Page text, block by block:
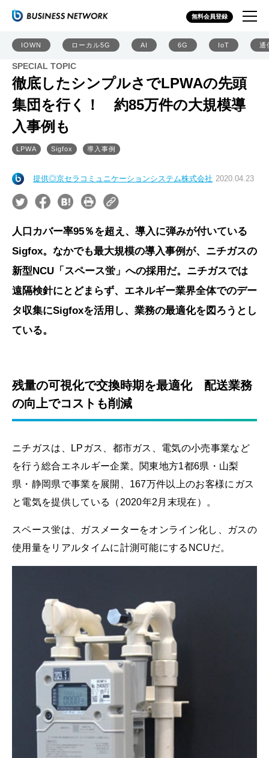
無料会員登録
IOWN ローカル5G AI 6G IoT 通
SPECIAL TOPIC
徹底したシンプルさでLPWAの先頭
集団を行く！ 約85万件の大規模導
入事例も
LPWA Sigfox 導入事例
提供◎京セラコミュニケーションシステム株式会社 2020.04.23
人口カバー率95％を超え、導入に弾みが付いている
Sigfox。なかでも最大規模の導入事例が、ニチガスの
新型NCU「スペース蛍」への採用だ。ニチガスでは
遠隔検針にとどまらず、エネルギー業界全体でのデー
タ収集にSigfoxを活用し、業務の最適化を図ろうとし
ている。
残量の可視化で交換時期を最適化 配送業務
の向上でコストも削減
ニチガスは、LPガス、都市ガス、電気の小売事業など
を行う総合エネルギー企業。関東地方1都6県・山梨
県・静岡県で事業を展開、167万件以上のお客様にガス
と電気を提供している（2020年2月末現在）。
スペース蛍は、ガスメーターをオンライン化し、ガスの
使用量をリアルタイムに計測可能にするNCUだ。